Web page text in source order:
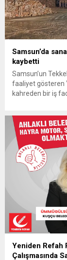
Samsun’da
kaybetti
Samsun’un
faaliyet gösteren
kahreden bir iş
ve idari
Samsun...
Yeniden Refah
Çalışmasında